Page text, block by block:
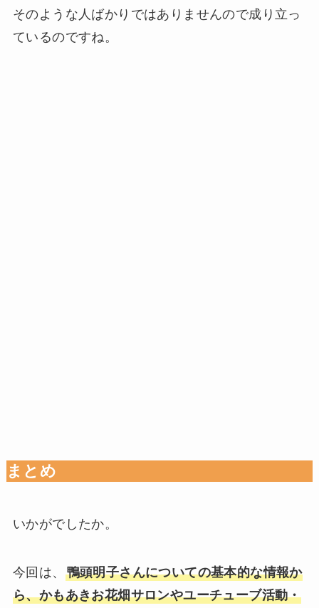
そのような人ばかりではありませんので成り立っ
ているのですね。
まとめ
いかがでしたか。
今回は、 鴨頭明子さんについての基本的な情報か
ら、かもあきお花畑サロンやユーチューブ活動・